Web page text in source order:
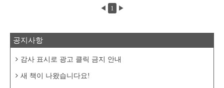
고 브랜드가 허접한가?! 아닙니다. Essager 마
크를 달고 나왔습니다. 한국에서는 에세이저
PC 및 스마트폰 주변 기기들로 영역을 확장
아요. 그래서 저도 좋아하는 브랜드고요. 그
게 패키지 상태가 엉망인 경우가 있습니다.
◀ 1 ▶
공지사항
감사 표시로 광고 클릭 금지 안내
새 책이 나왔습니다요!